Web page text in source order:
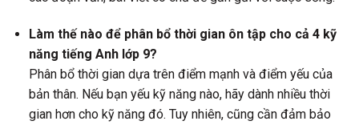
Làm thế nào để phân bổ thời gian ôn tập cho cả 4 kỹ
năng tiếng Anh lớp 9?
Phân bổ thời gian dựa trên điểm mạnh và điểm yếu của
bản thân. Nếu bạn yếu kỹ năng nào, hãy dành nhiều thời
gian hơn cho kỹ năng đó. Tuy nhiên, cũng cần đảm bảo